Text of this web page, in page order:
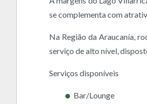
se complementa com
Na Região da Araucanía,
serviço de alto nível,
Serviços disponíveis
Bar/Lounge